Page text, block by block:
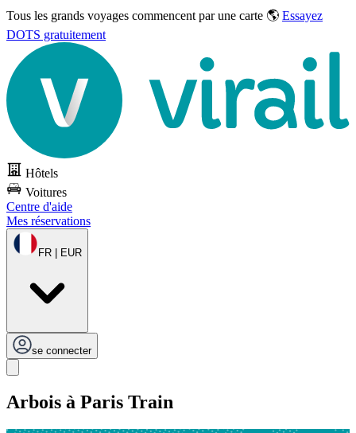
Tous les grands voyages commencent par une carte 🌎 Essayez
DOTS gratuitement
Hôtels
Voitures
Centre d'aide
Mes réservations
FR | EUR
se connecter
Arbois à Paris Train